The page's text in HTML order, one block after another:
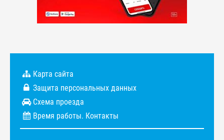
Карта сайта
Защита персональных данных
Схема проезда
Время работы. Контакты